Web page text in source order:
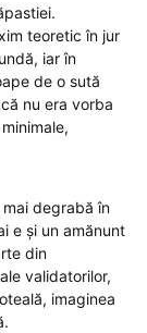
teoretic în jur
iar în
de o sută
nu era vorba
degrabă în
e și un amănunt
din
validatorilor,
imaginea